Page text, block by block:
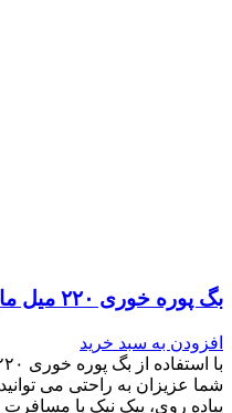
بگ پوره خوری ۲۲۰ میل ماربل سفید تویست شیک
افزودن به سبد خرید
شما عزیزان به راحتی می
پیاده روی، پیک نیک یا مسافرت